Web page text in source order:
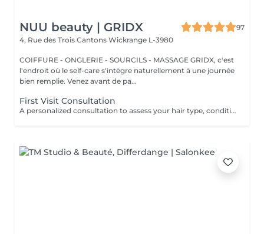
NUU beauty | GRIDX
97
4, Rue des Trois Cantons Wickrange L-3980
COIFFURE - ONGLERIE - SOURCILS - MASSAGE GRIDX, c'est
l'endroit où le self-care s'intègre naturellement à une journée
bien remplie. Venez avant de pa...
First Visit Consultation
A personalized consultation to assess your hair type, condition, and goals helping us recommend the perfect treatments, color, or cut to suit your style and lifestyle.